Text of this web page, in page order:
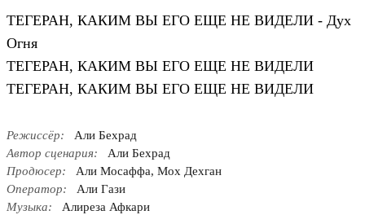
ТЕГЕРАН, КАКИМ ВЫ ЕГО ЕЩЕ НЕ ВИДЕЛИ - Дух
Oгня
ТЕГЕРАН, КАКИМ ВЫ ЕГО ЕЩЕ НЕ ВИДЕЛИ
ТЕГЕРАН, КАКИМ ВЫ ЕГО ЕЩЕ НЕ ВИДЕЛИ
Режиссёр:
Али Бехрад
Автор сценария:
Али Бехрад
Продюсер:
Али Мосаффа, Мох Дехган
Оператор:
Али Гази
Музыка:
Алиреза Афкари